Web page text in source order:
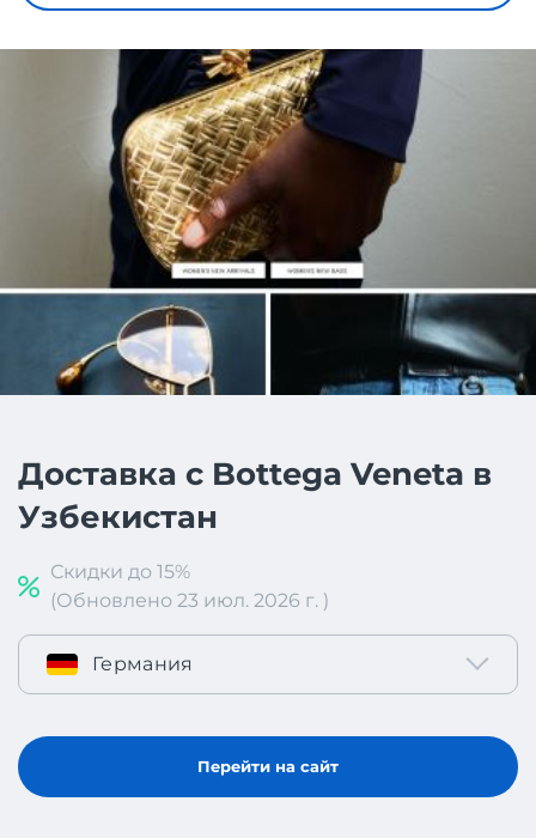
Доставка с Bottega Veneta в
Узбекистан
Скидки до 15%
(Обновлено 23 июл. 2026 г. )
Германия
Перейти на сайт